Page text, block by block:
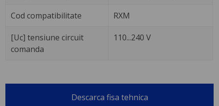
Cod compatibilitate RXM
[Uc] tensiune circuit
comanda
110...240 V
Descarca fisa tehnica